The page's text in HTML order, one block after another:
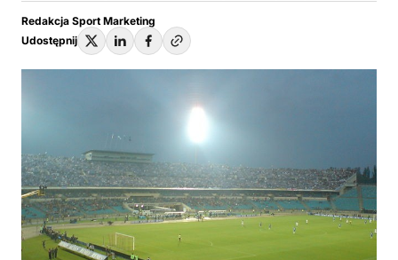
Redakcja Sport Marketing
Udostępnij